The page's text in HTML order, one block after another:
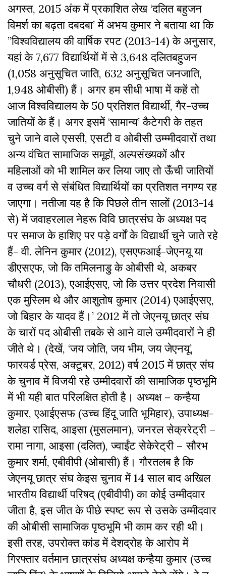
अगस्त, 2015 अंक में प्रकाशित लेख ‘दलित बहुजन
विमर्श का बढ़ता दबदबा’ में अभय कुमार ने बताया था कि
”विश्वविद्यालय की वार्षिक रपट (2013-14) के अनुसार,
यहां के 7,677 विद्यार्थियों में से 3,648 दलितबहुजन
(1,058 अनुसूचित जाति, 632 अनुसूचित जनजाति,
1,948 ओबीसी) हैं। अगर हम सीधी भाषा में कहें तो
आज विश्वविद्यालय के 50 प्रतिशत विद्यार्थी, गैर-उच्च
जातियों के हैं। अगर इसमें ‘सामान्य’ कैटेगरी के तहत
चुने जाने वाले एससी, एसटी व ओबीसी उम्म्मीदवारों तथा
अन्य वंचित सामाजिक समूहों, अल्पसंख्यकों और
महिलाओं को भी शामिल कर लिया जाए तो ऊँची जातियों
व उच्च वर्ग से संबंधित विद्यार्थियों का प्रतिशत नगण्य रह
जाएगा। नतीजा यह है कि पिछले तीन सालों (2013-14
से) में जवाहरलाल नेहरू विवि छात्रसंघ के अध्यक्ष पद
पर समाज के हाशिए पर पड़े वर्गों के विद्यार्थी चुने जाते रहे
हैं- वी. लेनिन कुमार (2012), एसएफआई-जेएनयू या
डीएसएफ, जो कि तमिलनाडु के ओबीसी थे, अकबर
चौधरी (2013), एआईएसए, जो कि उत्तर प्रदेश निवासी
एक मुस्लिम थे और आशुतोष कुमार (2014) एआईएसए,
जो बिहार के यादव हैं।’ 2012 में तो जेएनयू छात्र संघ
के चारों पद ओबीसी तबके से आने वाले उम्मीदवारों ने ही
जीते थे। (देखें, ‘जय जोति, जय भीम, जय जेएनयू’,
फारवर्ड प्रेस, अक्टूबर, 2012) वर्ष 2015 में छात्र संघ
के चुनाव में विजयी रहे उम्मीदवारों की सामाजिक पृष्ठभूमि
में भी यही बात परिलक्षित होती है। अध्यक्ष – कन्हैया
कुमार, एआईएसफ (उच्च हिंदू जाति भूमिहार), उपाध्यक्ष-
शलेहा रासिद, आइसा (मुसलमान), जनरल सेक्ररेट्री –
रामा नागा, आइसा (दलित), ज्वाईंट सेकेरेट्री – सौरभ
कुमार शर्मा, एबीवीपी (ओबासी) हैं। गौरतलब है कि
जेएनयू छात्र संघ केइस चुनाव में 14 साल बाद अखिल
भारतीय विद्यार्थी परिषद् (एबीवीपी) का कोई उम्मीदवार
जीता है, इस जीत के पीछे स्पष्ट रूप से उसके उम्मीदवार
की ओबीसी सामाजिक पृष्ठभूमि भी काम कर रही थी।
इसी तरह, उपरोक्त कांड में देशद्रोह के आरोप में
गिरफ्तार वर्तमान छात्रसंघ अध्यक्ष कन्हैया कुमार (उच्च